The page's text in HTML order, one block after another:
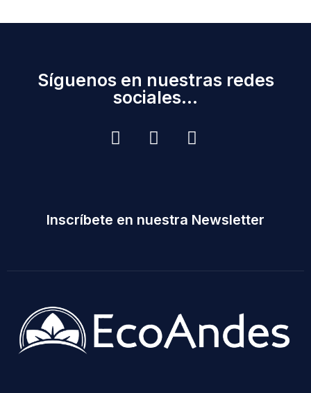
Síguenos en nuestras redes
sociales...
Inscríbete en nuestra Newsletter